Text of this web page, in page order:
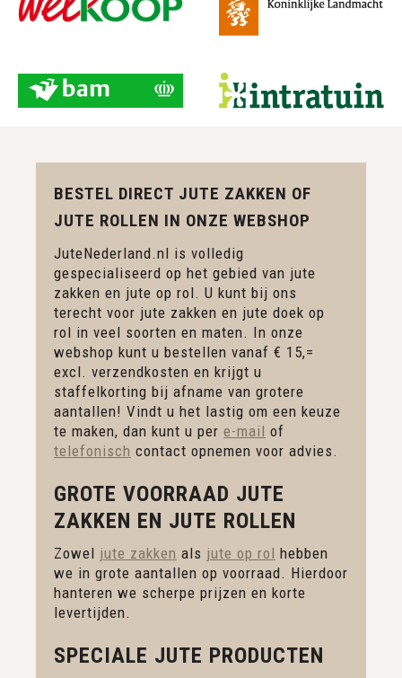
BESTEL DIRECT JUTE ZAKKEN OF
JUTE ROLLEN IN ONZE WEBSHOP
JuteNederland.nl is volledig
gespecialiseerd op het gebied van jute
zakken en jute op rol. U kunt bij ons
terecht voor jute zakken en jute doek op
rol in veel soorten en maten. In onze
webshop kunt u bestellen vanaf € 15,=
excl. verzendkosten en krijgt u
staffelkorting bij afname van grotere
aantallen! Vindt u het lastig om een keuze
te maken, dan kunt u per e-mail of
telefonisch contact opnemen voor advies.
GROTE VOORRAAD JUTE
ZAKKEN EN JUTE ROLLEN
Zowel jute zakken als jute op rol hebben
we in grote aantallen op voorraad. Hierdoor
hanteren we scherpe prijzen en korte
levertijden.
SPECIALE JUTE PRODUCTEN